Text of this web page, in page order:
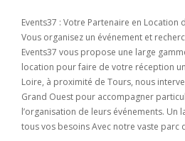
Events37 : Votre Partenaire en Location
Vous organisez un événement et
Events37 vous propose une large
location pour faire de votre réception
Loire, à proximité de Tours, nous
Grand Ouest pour accompagner
l’organisation de leurs événements.
tous vos besoins Avec notre vaste parc